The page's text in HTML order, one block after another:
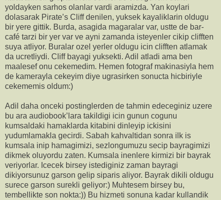
yoldayken sarhos olanlar vardi aramizda. Yan koylari
dolasarak Pirate’s Cliff denilen, yuksek kayaliklarin oldugu
bir yere gittik. Burda, asagida magaralar var, ustte de bar-
café tarzi bir yer var ve ayni zamanda isteyenler cikip clifften
suya atliyor. Buralar ozel yerler oldugu icin clifften atlamak
da ucretliydi. Cliff bayagi yuksekti. Adil atladi ama ben
maalesef onu cekemedim. Hemen fotograf makinasiyla hem
de kamerayla cekeyim diye ugrasirken sonucta hicbiriyle
cekememis oldum:)
Adil daha onceki postinglerden de tahmin edeceginiz uzere
bu ara audiobook’lara takildigi icin gunun cogunu
kumsaldaki hamaklarda kitabini dinleyip ickisini
yudumlamakla gecirdi. Sabah kahvaltidan sonra ilk is
kumsala inip hamagimizi, sezlongumuzu secip bayragimizi
dikmek oluyordu zaten. Kumsala inenlere kirmizi bir bayrak
veriyorlar. Icecek birsey istediginiz zaman bayragi
dikiyorsunuz garson gelip siparis aliyor. Bayrak dikili oldugu
surece garson surekli geliyor:) Muhtesem birsey bu,
tembellikte son nokta:)) Bu hizmeti sonuna kadar kullandik